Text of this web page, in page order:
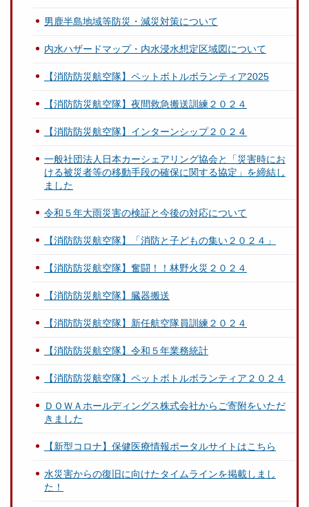
男鹿半島地域等防災・減災対策について
内水ハザードマップ・内水浸水想定区域図について
【消防防災航空隊】ペットボトルボランティア2025
【消防防災航空隊】夜間救急搬送訓練２０２４
【消防防災航空隊】インターンシップ２０２４
一般社団法人日本カーシェアリング協会と「災害時にお
ける被災者等の移動手段の確保に関する協定」を締結し
ました
令和５年大雨災害の検証と今後の対応について
【消防防災航空隊】「消防と子どもの集い２０２４」
【消防防災航空隊】奮闘！！林野火災２０２４
【消防防災航空隊】臓器搬送
【消防防災航空隊】新任航空隊員訓練２０２４
【消防防災航空隊】令和５年業務統計
【消防防災航空隊】ペットボトルボランティア２０２４
ＤＯＷＡホールディングス株式会社からご寄附をいただ
きました
【新型コロナ】保健医療情報ポータルサイトはこちら
水災害からの復旧に向けたタイムラインを掲載しまし
た！